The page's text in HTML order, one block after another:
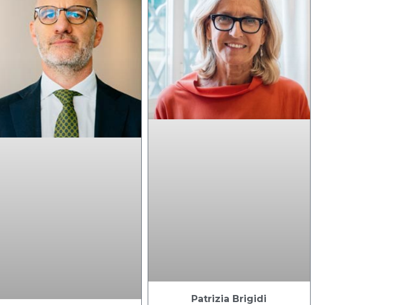
Patrizia Brigidi